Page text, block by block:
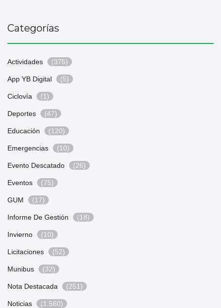
Categorías
Actividades (375)
App YB Digital (5)
Ciclovía (1)
Deportes (47)
Educación (120)
Emergencias (10)
Evento Descatado (26)
Eventos (75)
GUM (17)
Informe De Gestión (18)
Invierno (10)
Licitaciones (52)
Munibus (32)
Nota Destacada (251)
Noticias (1.560)